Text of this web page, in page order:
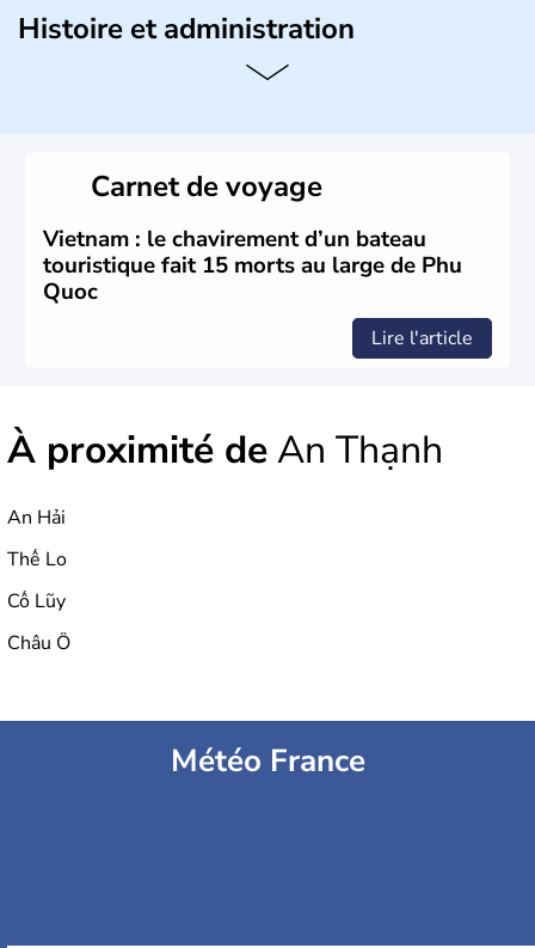
Histoire et administration
Pays d'Asie du Sud-Est situé sur l'est de la péninsule
nom récent de l'ancienne Saïgon.
Carnet de voyage
Vietnam : le chavirement d’un bateau
touristique fait 15 morts au large de Phu
Quoc
Lire l'article
À proximité deAn Thạnh
An Hải
Thể Lo
Cổ Lũy
Châu Ố
Météo France